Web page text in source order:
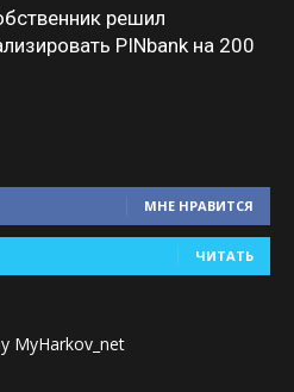
решил
PINbank на 200
МНЕ НРАВИТСЯ
ЧИТАТЬ
MyHarkov_net